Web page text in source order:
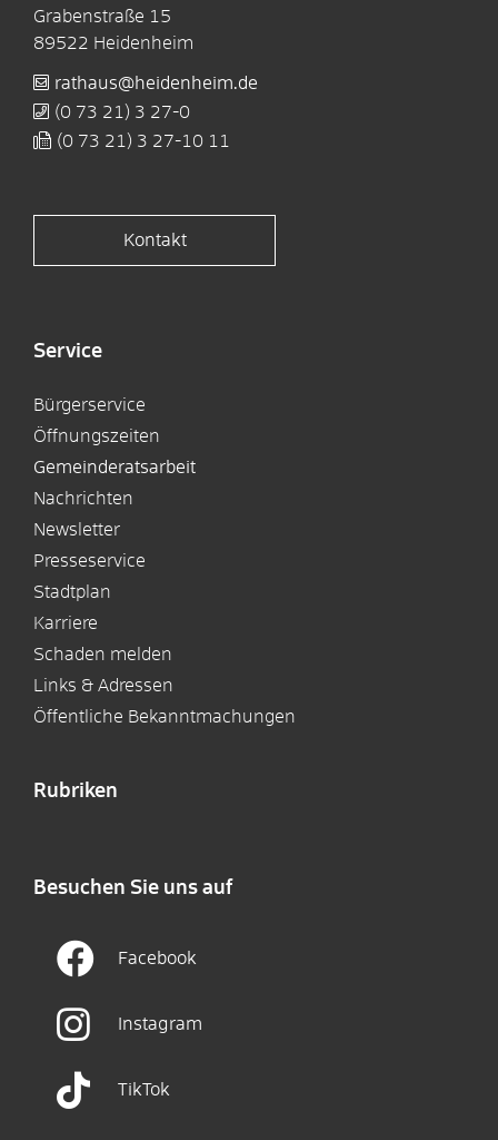
Grabenstraße 15
89522 Heidenheim
rathaus@heidenheim.de
(0 73 21) 3 27-0
(0 73 21) 3 27-10 11
Kontakt
Service
Bürgerservice
Öffnungszeiten
Gemeinderatsarbeit
Nachrichten
Newsletter
Presseservice
Stadtplan
Karriere
Schaden melden
Links & Adressen
Öffentliche Bekanntmachungen
Rubriken
Besuchen Sie uns auf
Facebook
Instagram
TikTok